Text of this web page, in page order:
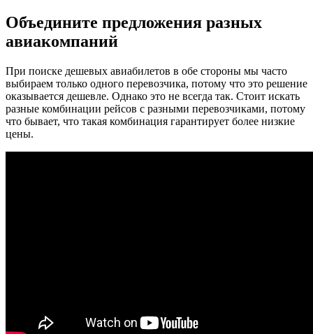
Объедините предложения разных
авиакомпаний
При поиске дешевых авиабилетов в обе стороны мы часто
выбираем только одного перевозчика, потому что это решение
оказывается дешевле. Однако это не всегда так. Стоит искать
разные комбинации рейсов с разными перевозчиками, потому
что бывает, что такая комбинация гарантирует более низкие
цены.